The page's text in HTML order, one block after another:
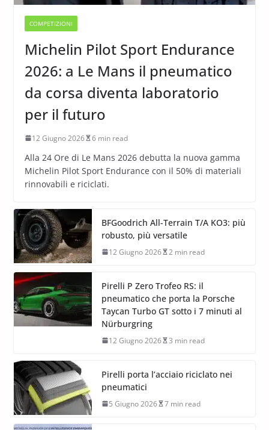
COMPETIZIONI
Michelin Pilot Sport Endurance
2026: a Le Mans il pneumatico
da corsa diventa laboratorio
per il futuro
12 Giugno 2026 6 min read
Alla 24 Ore di Le Mans 2026 debutta la nuova gamma
Michelin Pilot Sport Endurance con il 50% di materiali
rinnovabili e riciclati.
BFGoodrich All-Terrain T/A KO3: più
robusto, più versatile
12 Giugno 2026 2 min read
Pirelli P Zero Trofeo RS: il
pneumatico che porta la Porsche
Taycan Turbo GT sotto i 7 minuti al
Nürburgring
12 Giugno 2026 3 min read
Pirelli porta l’acciaio riciclato nei
pneumatici
5 Giugno 2026 7 min read